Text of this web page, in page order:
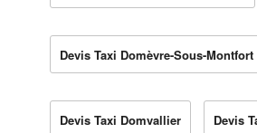
Devis Taxi Domèvre-Sous-Montfort
Devis Taxi Domvallier Devis